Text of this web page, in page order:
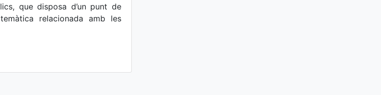
que disposa d’un punt de
relacionada amb les